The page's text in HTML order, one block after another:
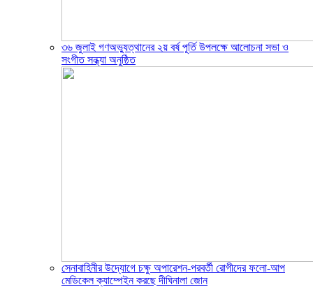
৩৬ জুলাই গণঅভ্যুত্থানের ২য় বর্ষ পূর্তি উপলক্ষে আলোচনা সভা ও
সংগীত সন্ধ্যা অনুষ্ঠিত
সেনাবাহিনীর উদ্যোগে চক্ষু অপারেশন-পরবর্তী রোগীদের ফলো-আপ
মেডিকেল ক্যাম্পেইন করছে দীঘিনালা জোন